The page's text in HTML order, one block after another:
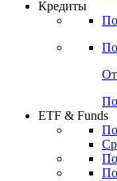
ETF & Funds